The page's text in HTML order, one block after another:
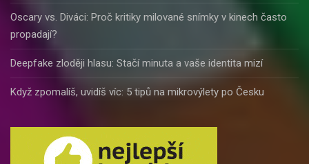
Oscary vs. Diváci: Proč kritiky milované snímky v kinech často
propadají?
Deepfake zloději hlasu: Stačí minuta a vaše identita mizí
Když zpomalíš, uvidíš víc: 5 tipů na mikrovýlety po Česku